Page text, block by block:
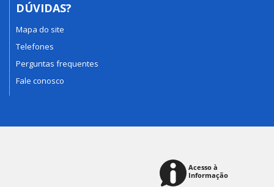
DÚVIDAS?
Mapa do site
Telefones
Perguntas frequentes
Fale conosco